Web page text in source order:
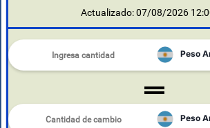
Actualizado: 07/08/2026